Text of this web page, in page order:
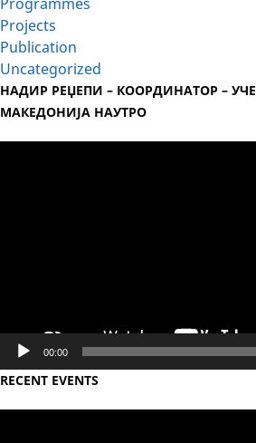
Projects
Publication
Uncategorized
НАДИР РЕЏЕПИ – КООРДИНАТОР –
МАКЕДОНИЈА НАУТРО
00:00
RECENT EVENTS